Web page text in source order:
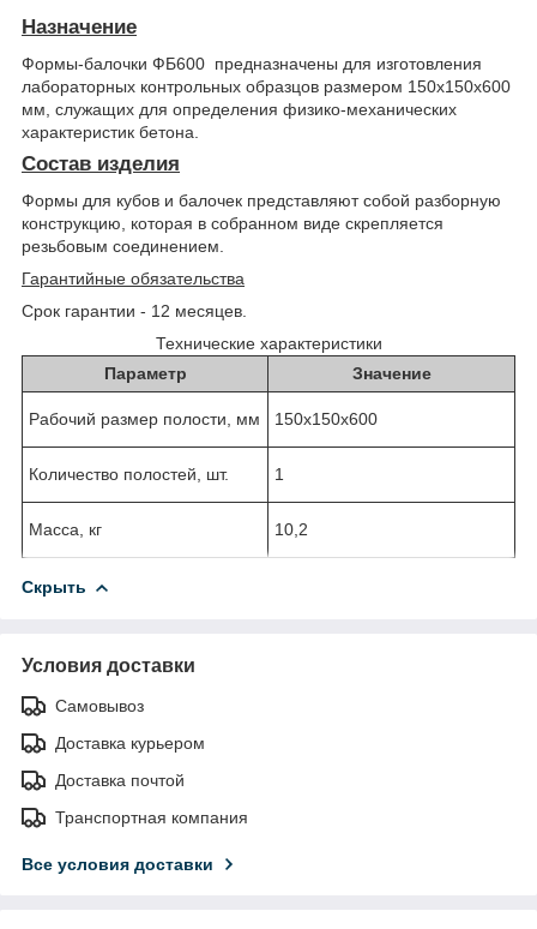
Назначение
Формы-балочки ФБ600 предназначены для изготовления
лабораторных контрольных образцов размером 150х150х600
мм, служащих для определения физико-механических
характеристик бетона.
Состав изделия
Формы для кубов и балочек представляют собой разборную
конструкцию, которая в собранном виде скрепляется
резьбовым соединением.
Гарантийные обязательства
Срок гарантии - 12 месяцев.
Параметр Значение
Технические характеристики
Рабочий размер полости, мм 150х150х600
Количество полостей, шт. 1
Масса, кг 10,2
Скрыть
Условия доставки
Самовывоз
Доставка курьером
Доставка почтой
Транспортная компания
Все условия доставки